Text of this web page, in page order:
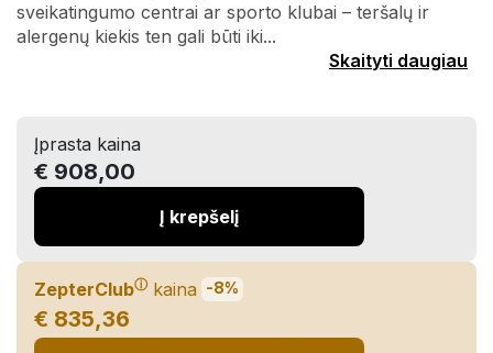
sveikatingumo centrai ar sporto klubai – teršalų ir
alergenų kiekis ten gali būti iki...
Skaityti daugiau
Įprasta kaina
€ 908,00
Į krepšelį
ZepterClubⓘ kaina -8%
€ 835,36